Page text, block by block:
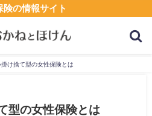
険の情報サイト
け捨て型の女性保険とは
型の女性保険とは